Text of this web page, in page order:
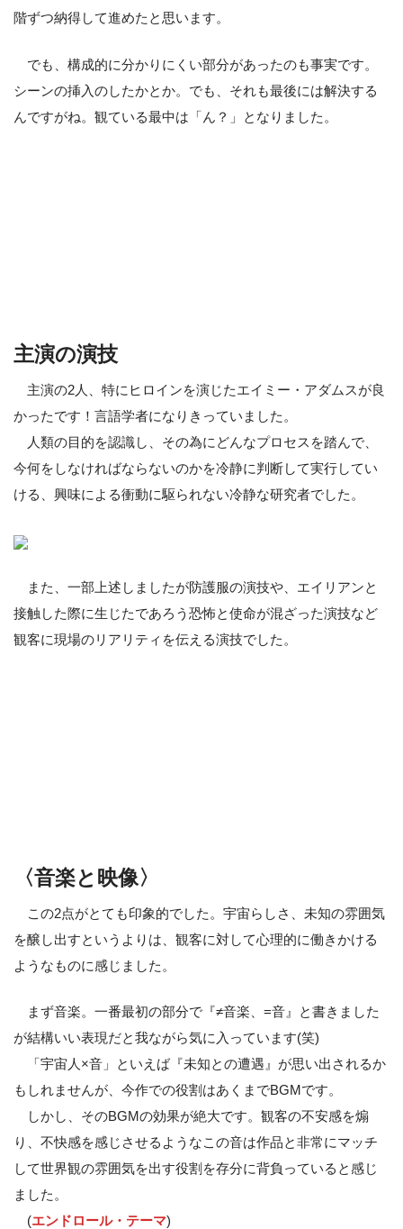
階ずつ納得して進めたと思います。
でも、構成的に分かりにくい部分があったのも事実です。
シーンの挿入のしたかとか。でも、それも最後には解決する
んですがね。観ている最中は「ん？」となりました。
主演の演技
主演の2人、特にヒロインを演じたエイミー・アダムスが良
かったです！言語学者になりきっていました。
人類の目的を認識し、その為にどんなプロセスを踏んで、
今何をしなければならないのかを冷静に判断して実行してい
ける、興味による衝動に駆られない冷静な研究者でした。
また、一部上述しましたが防護服の演技や、エイリアンと
接触した際に生じたであろう恐怖と使命が混ざった演技など
観客に現場のリアリティを伝える演技でした。
〈音楽と映像〉
この2点がとても印象的でした。宇宙らしさ、未知の雰囲気
を醸し出すというよりは、観客に対して心理的に働きかける
ようなものに感じました。
まず音楽。一番最初の部分で『≠音楽、=音』と書きました
が結構いい表現だと我ながら気に入っています(笑)
「宇宙人×音」といえば『未知との遭遇』が思い出されるか
もしれませんが、今作での役割はあくまでBGMです。
しかし、そのBGMの効果が絶大です。観客の不安感を煽
り、不快感を感じさせるようなこの音は作品と非常にマッチ
して世界観の雰囲気を出す役割を存分に背負っていると感じ
ました。
(エンドロール・テーマ)